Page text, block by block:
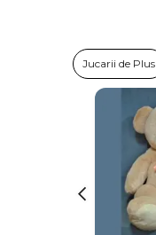
Jucarii de Plus